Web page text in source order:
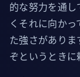
的な努力を通
くそれに向か
た強さがあり
ぞというときに